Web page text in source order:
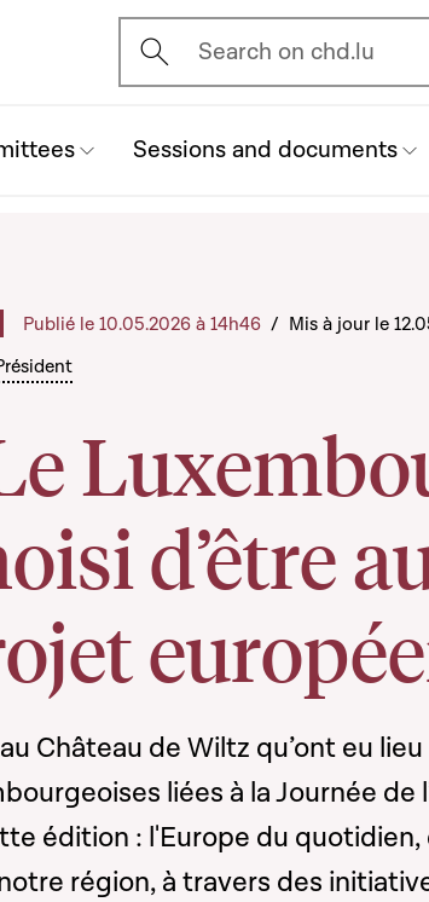
Ouvrir l'écran de recherche
Search on chd.lu
Sessions and documents
d’être
Publié le 10.05.2026 à 14h46 / Mis à jour le
au Château de Wiltz qu’ont eu
liées à la Journée de
édition : l'Europe du quotidien,
région, à travers des